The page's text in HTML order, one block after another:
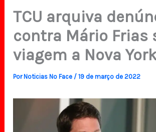
TCU arquiva
contra Mário Frias
viagem a Nova
PorNoticias No Face /19 de março de 2022